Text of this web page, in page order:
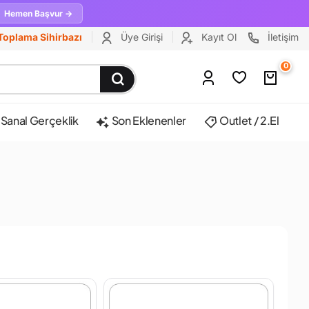
Hemen Başvur →
Sihirbazı Üye Girişi Kayıt Ol İletişim
0
Sanal Gerçeklik Son Eklenenler Outlet / 2.El